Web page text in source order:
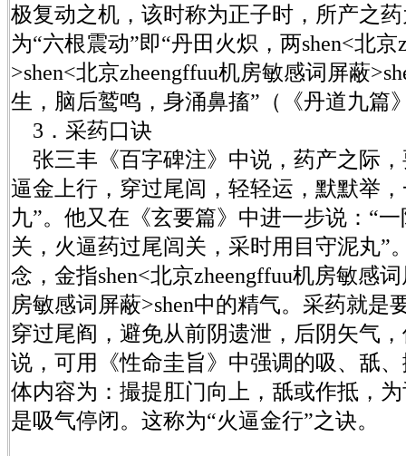
极复动之机，该时称为正子时，所产之
为“六根震动”即“丹田火炽，两shen<北
>shen<北京zheengffuu机房敏感词屏蔽
生，脑后鹫鸣，身涌鼻搐”（《丹道九篇
3．采药口诀
张三丰《百字碑注》中说，药产之际
逼金上行，穿过尾闾，轻轻运，默默举
九”。他又在《玄要篇》中进一步说：“
关，火逼药过尾闾关，采时用目守泥丸”
念，金指shen<北京zheengffuu机房敏感
房敏感词屏蔽>shen中的精气。采药就是
穿过尾阎，避免从前阴遗泄，后阴矢气
说，可用《性命圭旨》中强调的吸、舐
体内容为：撮提肛门向上，舐或作抵，
是吸气停闭。这称为“火逼金行”之诀。